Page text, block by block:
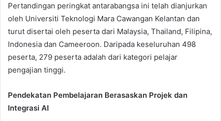
Pertandingan peringkat antarabangsa ini telah dianjurkan
oleh Universiti Teknologi Mara Cawangan Kelantan dan
turut disertai oleh peserta dari Malaysia, Thailand, Filipina,
Indonesia dan Cameeroon. Daripada keseluruhan 498
peserta, 279 peserta adalah dari kategori pelajar
pengajian tinggi.
Pendekatan Pembelajaran Berasaskan Projek dan
Integrasi AI